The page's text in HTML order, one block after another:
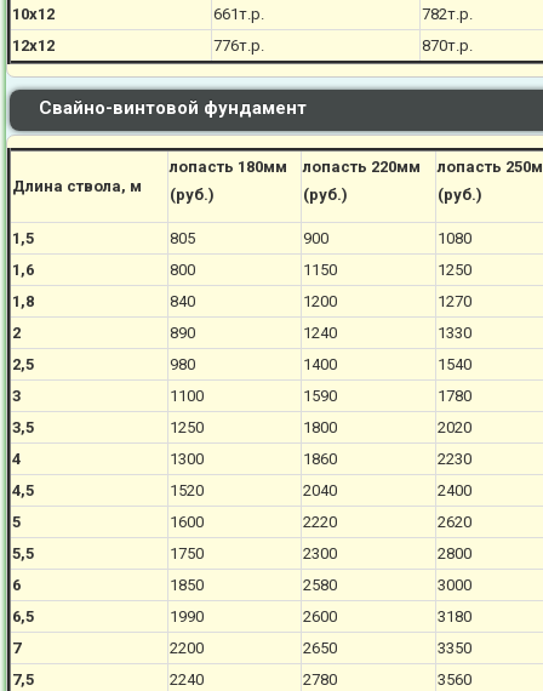
10х12
661т.р. 782т.р.
12х12
776т.р. 870т.р.
Свайно-винтовой фундамент
Длина ствола, м
лопасть 180мм
(руб.)
лопасть 220мм
(руб.)
лопасть
(руб.)
1,5 805 900
1080
1,6
800 1150
1250
1,8
840 1200
1270
2
890 1240
1330
2,5
980 1400
1540
3
1100 1590
1780
3,5
1250 1800
2020
4
1300 1860
2230
4,5
1520 2040
2400
5
1600 2220
2620
5,5
1750 2300
2800
6
1850 2580
3000
6,5
1990 2600
3180
7
2200 2650
3350
7,5
2240 2780
3560